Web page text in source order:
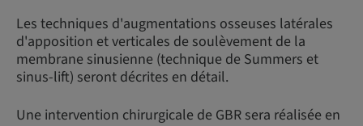
Les techniques d'augmentations osseuses latérales
d'apposition et verticales de soulèvement de la
membrane sinusienne (technique de Summers et
sinus-lift) seront décrites en détail.
Une intervention chirurgicale de GBR sera réalisée en